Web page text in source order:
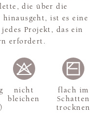
die über die
hinausgeht, ist es eine
Projekt, das ein
erfordert.
nicht
bleichen
flach im
Schatten
trocknen